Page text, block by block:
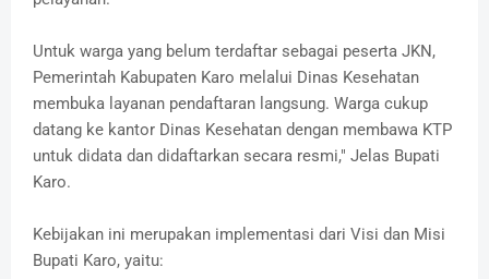
Untuk warga yang belum terdaftar sebagai peserta JKN,
Pemerintah Kabupaten Karo melalui Dinas Kesehatan
membuka layanan pendaftaran langsung. Warga cukup
datang ke kantor Dinas Kesehatan dengan membawa KTP
untuk didata dan didaftarkan secara resmi," Jelas Bupati
Karo.
Kebijakan ini merupakan implementasi dari Visi dan Misi
Bupati Karo, yaitu: